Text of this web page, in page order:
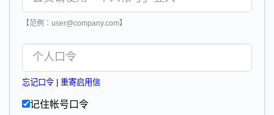
【范例：user@company.com】
忘记口令 重寄启用信
记住帐号口令